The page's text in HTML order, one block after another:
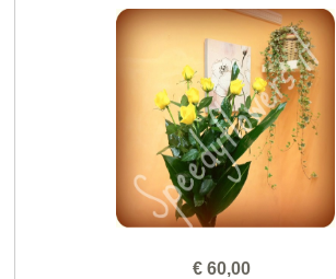
€ 60,00